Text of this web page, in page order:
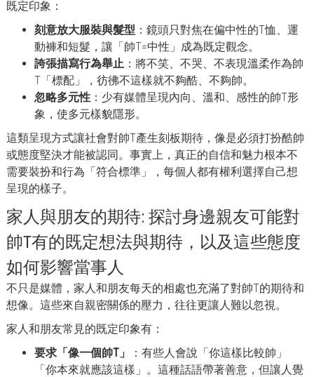
既定印象：
刻意放大服裝與髮型 ：鏡頭只對焦在偏中性的T恤、運
動褲和短髮，讓「帥T=中性」成為既定觀念。
誇張描寫行為舉止 ：將不笑、不哭、不表現溫柔作為帥
T「標配」，彷彿不這樣就不夠酷、不夠帥。
忽略多元性 ：少有媒體呈現內向、溫和、感性的帥T形
象，使多元樣貌隱形。
這類呈現方式讓社會對帥T產生刻板期待，像是必須打扮酷帥
或態度堅決才能被認同。事實上，真正的自信和魅力根本不
需要裝扮和行為「符合標準」，每個人都有權利選擇自己想
呈現的樣子。
家人與朋友的期待: 探討身邊親友可能對
帥T有的既定想法與期待，以及這些態度
如何影響當事人
不只是媒體，家人和朋友每天的相處也充滿了對帥T的期待和
想像。這些來自親密關係的壓力，往往更讓人難以忽視。
家人和朋友常見的既定印象有：
要求「像一個帥T」
：有些人會說「你這樣比較帥」
「你本來就應該這樣」。這種話語帶著善意，但讓人覺